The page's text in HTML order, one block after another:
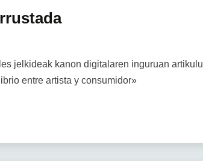
jelkideak kanon digitalaren inguruan artikulu
entre artista y consumidor»